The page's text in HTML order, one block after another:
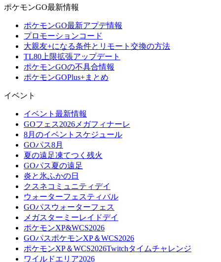
ポケモンGO最新情報
ポケモンGO最新アプデ情報
プロモーションコード
大親友+になる条件とリモート交換の方法
TL80上限拡張アップデート
ポケモンGOの不具合情報
ポケモンGOPlus+まとめ
イベント
イベント最新情報
GOフェス2026メガフィナーレ
8月のイベントスケジュール
GOパス8月
夏の遠足凍てつく残火
GOパス夏の遠足
炎と氷ふかの日
クスネコミュニティデイ
ウォーターフェスティバル
GOパスウォーターフェス
メガスターミーレイドデイ
ポケモンXP&WCS2026
GOパスポケモンXP＆WCS2026
ポケモンXP＆WCS2026Twitchタイムチャレンジ
ワイルドエリア2026